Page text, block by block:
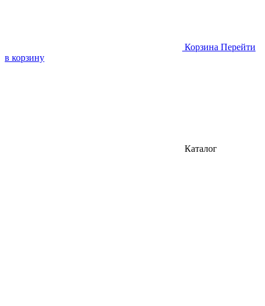
Корзина Перейти
в корзину
Каталог